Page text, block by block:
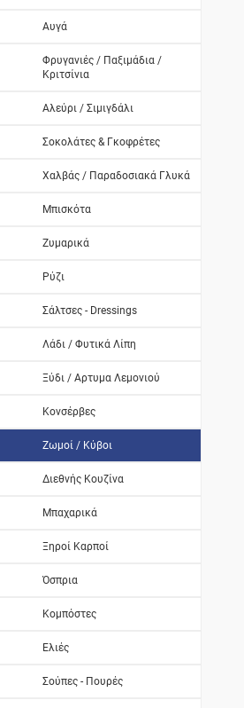
Αυγά
Φρυγανιές / Παξιμάδια /
Κριτσίνια
Αλεύρι / Σιμιγδάλι
Σοκολάτες & Γκοφρέτες
Χαλβάς / Παραδοσιακά Γλυκά
Μπισκότα
Ζυμαρικά
Ρύζι
Σάλτσες - Dressings
Λάδι / Φυτικά Λίπη
Ξύδι / Αρτυμα Λεμονιού
Κονσέρβες
Ζωμοί / Κύβοι
Διεθνής Κουζίνα
Μπαχαρικά
Ξηροί Καρποί
Όσπρια
Κομπόστες
Ελιές
Σούπες - Πουρές